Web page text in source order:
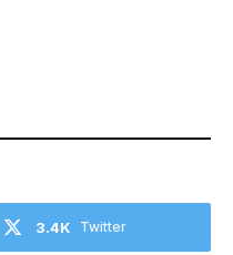
Twitter
3.4K